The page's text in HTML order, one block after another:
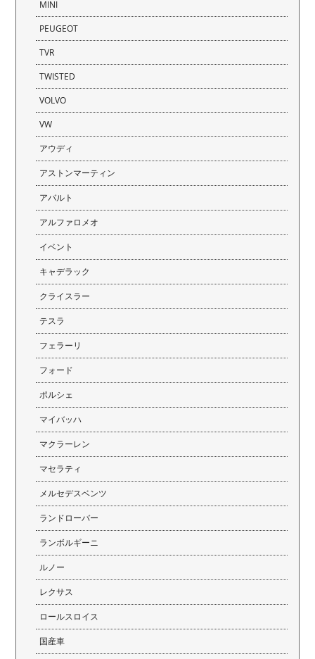
MINI
PEUGEOT
TVR
TWISTED
VOLVO
VW
アウディ
アストンマーティン
アバルト
アルファロメオ
イベント
キャデラック
クライスラー
テスラ
フェラーリ
フォード
ポルシェ
マイバッハ
マクラーレン
マセラティ
メルセデスベンツ
ランドローバー
ランボルギーニ
ルノー
レクサス
ロールスロイス
国産車